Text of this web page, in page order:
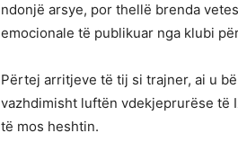
ndonjë arsye, por thellë brenda
emocionale të publikuar nga klubi
Përtej arritjeve të tij si trajner, ai u
vazhdimisht luftën vdekjeprurëse të
të mos heshtin.